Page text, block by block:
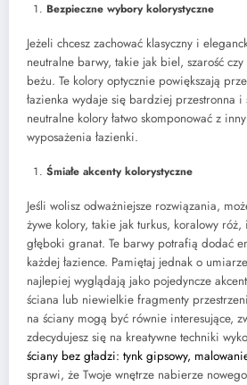
Bezpieczne wybory kolorystyczne
Jeżeli chcesz zachować klasyczny i
neutralne barwy, takie jak biel, szarość
beżu. Te kolory optycznie powiększają
łazienka wydaje się bardziej przestronna i
neutralne kolory łatwo skomponować z
wyposażenia łazienki.
Śmiałe akcenty kolorystyczne
Jeśli wolisz odważniejsze rozwiązania,
żywe kolory, takie jak turkus, koralowy róż,
głęboki granat. Te barwy potrafią dodać
każdej łazience. Pamiętaj jednak o
najlepiej wyglądają jako pojedyncze
ściana lub niewielkie fragmenty
na ściany mogą być równie interesujące,
zdecydujesz się na kreatywne techniki
ściany bez gładzi: tynk gipsowy,
sprawi, że Twoje wnętrze nabierze